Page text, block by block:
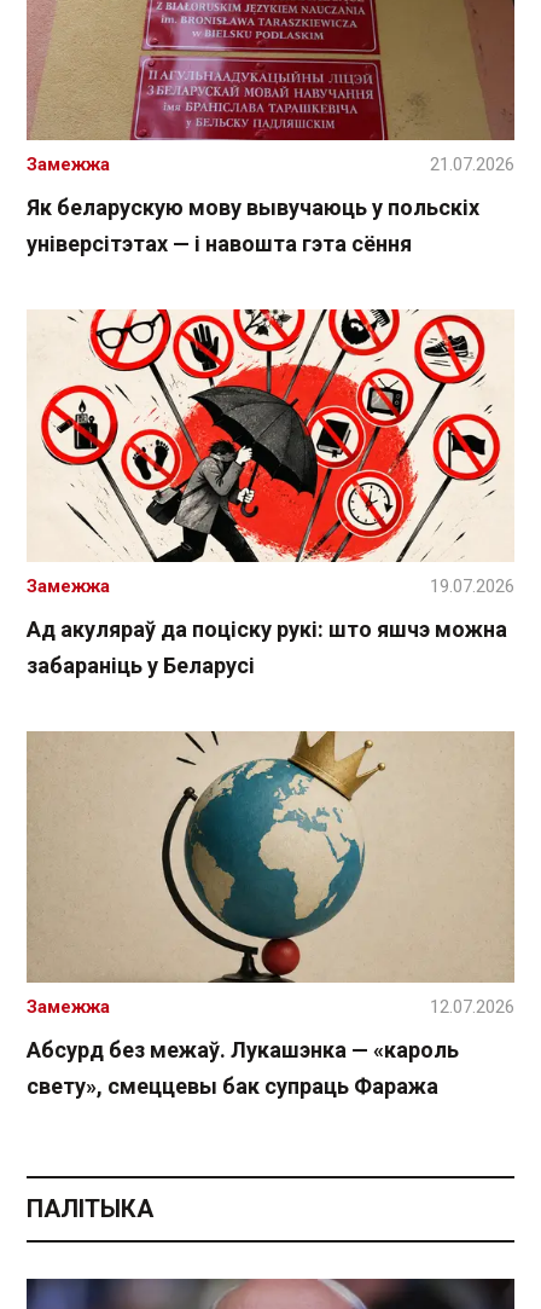
Як беларускую мову вывучаюць у польскіх
універсітэтах — і навошта гэта сёння
Замежжа 21.07.2026
Ад акуляраў да поціску рукі: што яшчэ можна
забараніць у Беларусі
Замежжа 19.07.2026
Абсурд без межаў. Лукашэнка — «кароль
свету», смеццевы бак супраць Фаража
Замежжа 12.07.2026
ПАЛІТЫКА